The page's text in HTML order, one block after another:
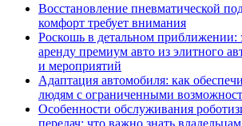
Восстановление пневматической
комфорт требует внимания
Роскошь в детальном приближении:
аренду премиум авто из элитного
и мероприятий
Адаптация автомобиля: как
людям с ограниченными
Особенности обслуживания
передач: что важно знать владельцам